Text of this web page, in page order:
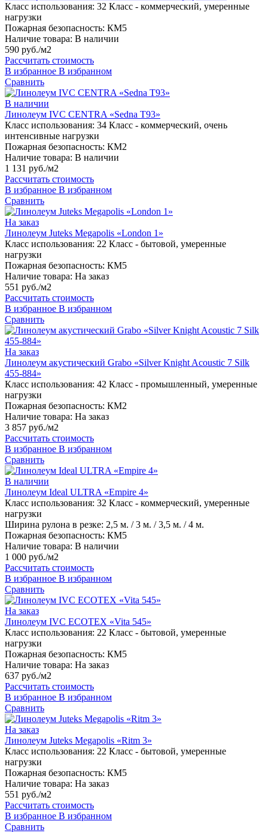
Класс использования: 32 Класс - коммерческий, умеренные
нагрузки
Пожарная безопасность: КМ5
Наличие товара: В наличии
590 руб./м2
Рассчитать стоимость
В избранное В избранном
Сравнить
В наличии
Линолеум IVC CENTRA «Sedna T93»
Класс использования: 34 Класс - коммерческий, очень
интенсивные нагрузки
Пожарная безопасность: КМ2
Наличие товара: В наличии
1 131 руб./м2
Рассчитать стоимость
В избранное В избранном
Сравнить
На заказ
Линолеум Juteks Megapolis «London 1»
Класс использования: 22 Класс - бытовой, умеренные
нагрузки
Пожарная безопасность: КМ5
Наличие товара: На заказ
551 руб./м2
Рассчитать стоимость
В избранное В избранном
Сравнить
На заказ
Линолеум акустический Grabo «Silver Knight Acoustic 7 Silk
455-884»
Класс использования: 42 Класс - промышленный, умеренные
нагрузки
Пожарная безопасность: КМ2
Наличие товара: На заказ
3 857 руб./м2
Рассчитать стоимость
В избранное В избранном
Сравнить
В наличии
Линолеум Ideal ULTRA «Empire 4»
Класс использования: 32 Класс - коммерческий, умеренные
нагрузки
Ширина рулона в резке: 2,5 м. / 3 м. / 3,5 м. / 4 м.
Пожарная безопасность: КМ5
Наличие товара: В наличии
1 000 руб./м2
Рассчитать стоимость
В избранное В избранном
Сравнить
На заказ
Линолеум IVC ECOTEX «Vita 545»
Класс использования: 22 Класс - бытовой, умеренные
нагрузки
Пожарная безопасность: КМ5
Наличие товара: На заказ
637 руб./м2
Рассчитать стоимость
В избранное В избранном
Сравнить
На заказ
Линолеум Juteks Megapolis «Ritm 3»
Класс использования: 22 Класс - бытовой, умеренные
нагрузки
Пожарная безопасность: КМ5
Наличие товара: На заказ
551 руб./м2
Рассчитать стоимость
В избранное В избранном
Сравнить